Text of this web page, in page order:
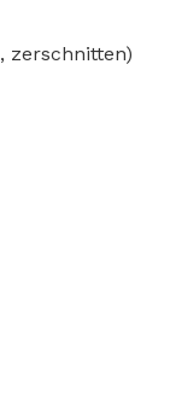
zerschnitten)